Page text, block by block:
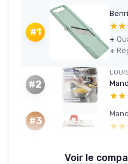
#1
+
+
#2
#3
Voir le